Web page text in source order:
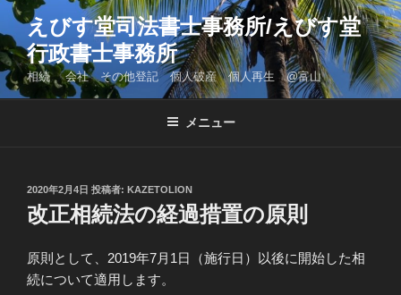
コ
ン
テ
ン
ツ
えびす堂司法書士事務所/えびす堂
行政書士事務所
相続 会社 その他登記 個人破産 個人再生 @富山
メニュー
投
稿
日:
2020年2月4日 投稿者: KAZETOLION
改正相続法の経過措置の原則
原則として、2019年7月1日（施行日）以後に開始した相
続について適用します。